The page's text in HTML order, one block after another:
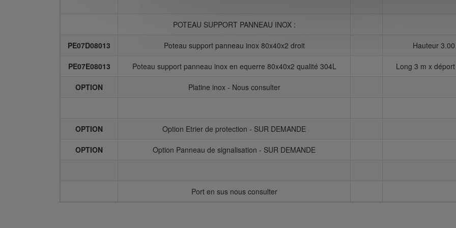
POTEAU SUPPORT PANNEAU INOX :
PE07D08013 Poteau support panneau inox 80x40x2 droit Hauteur
PE07E08013 Poteau support panneau inox en equerre 80x40x2 qualité 304L Long 3 m x
OPTION Platine inox - Nous consulter
OPTION Option Etrier de protection - SUR DEMANDE
OPTION Option Panneau de signalisation - SUR DEMANDE
Port en sus nous consulter